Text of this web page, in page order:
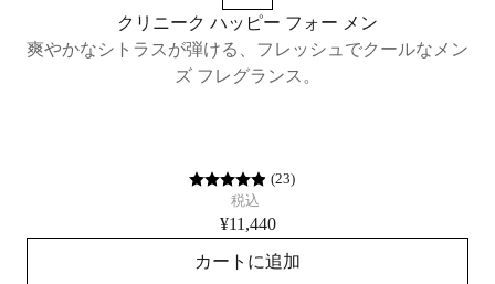
クリニーク ハッピー フォー メン
爽やかなシトラスが弾ける、フレッシュでクールなメン
ズ フレグランス。
(23)
税込
¥11,440
カートに追加